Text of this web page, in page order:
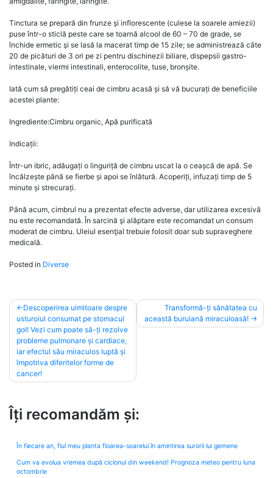
Tinctura se prepară din frunze şi inflorescente (culese la soarele amiezii)
puse într-o sticlă peste care se toarnă alcool de 60 – 70 de grade, se
închide ermetic şi se lasă la macerat timp de 15 zile; se administrează câte
20 de picături de 3 ori pe zi pentru dischinezii biliare, dispepsii gastro-
intestinale, viermi intestinali, enterocolite, tuse, bronșite.
Iată cum să pregătiți ceai de cimbru acasă și să vă bucurați de beneficiile
acestei plante:
Ingrediente:Cimbru organic, Apă purificată
Indicații:
Într-un ibric, adăugați o linguriță de cimbru uscat la o ceașcă de apă. Se
încălzește până se fierbe și apoi se înlătură. Acoperiți, infuzați timp de 5
minute și strecurați.
Până acum, cimbrul nu a prezentat efecte adverse, dar utilizarea excesivă
nu este recomandată. În sarcină şi alăptare este recomandat un consum
moderat de cimbru. Uleiul esenţial trebuie folosit doar sub supraveghere
medicală.
Posted in Diverse
Post
navigation
Descoperirea uimitoare despre
usturoiul consumat pe stomacul
gol! Vezi cum poate să-ți rezolve
probleme pulmonare și cardiace,
iar efectul său miraculos luptă și
împotriva diferitelor forme de
cancer!
Transformă-ți sănătatea cu
această buruiană miraculoasă!
Îți recomandăm și:
În fiecare an, fiul meu planta floarea-soarelui în amintirea surorii lui gemene
Cum va evolua vremea după ciclonul din weekend! Prognoza meteo pentru luna
octombrie